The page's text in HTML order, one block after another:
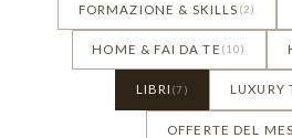
FORMAZIONE & SKILLS (2)
HOME & FAI DA TE (10)
LIBRI (7) LUXURY
OFFERTE DEL